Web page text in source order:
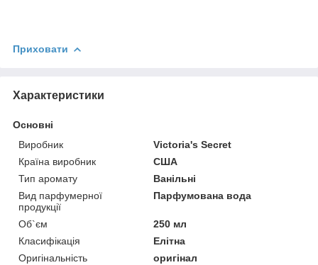
Приховати
Характеристики
Основні
Виробник
Victoria's Secret
Країна виробник
США
Тип аромату
Ванільні
Вид парфумерної
продукції
Парфумована вода
Об`єм
250 мл
Класифікація
Елітна
Оригінальність
оригінал